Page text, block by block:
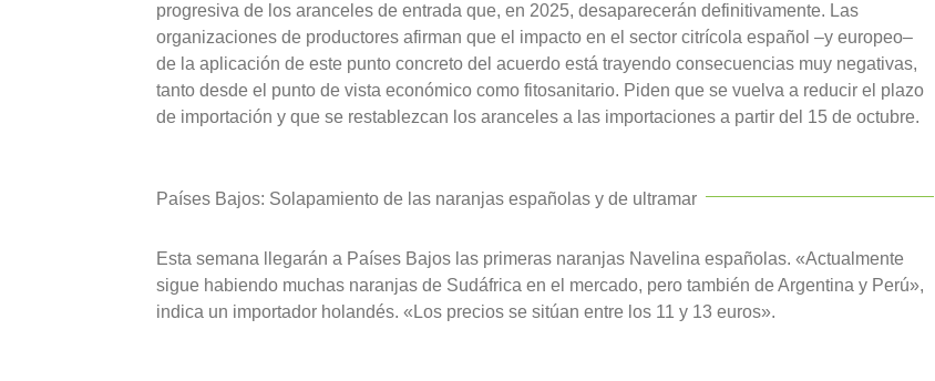
progresiva de los aranceles de entrada que, en 2025, desaparecerán definitivamente. Las
organizaciones de productores afirman que el impacto en el sector citrícola español –y europeo–
de la aplicación de este punto concreto del acuerdo está trayendo consecuencias muy negativas,
tanto desde el punto de vista económico como fitosanitario. Piden que se vuelva a reducir el plazo
de importación y que se restablezcan los aranceles a las importaciones a partir del 15 de octubre.
Países Bajos: Solapamiento de las naranjas españolas y de ultramar
Esta semana llegarán a Países Bajos las primeras naranjas Navelina españolas. «Actualmente
sigue habiendo muchas naranjas de Sudáfrica en el mercado, pero también de Argentina y Perú»,
indica un importador holandés. «Los precios se sitúan entre los 11 y 13 euros».